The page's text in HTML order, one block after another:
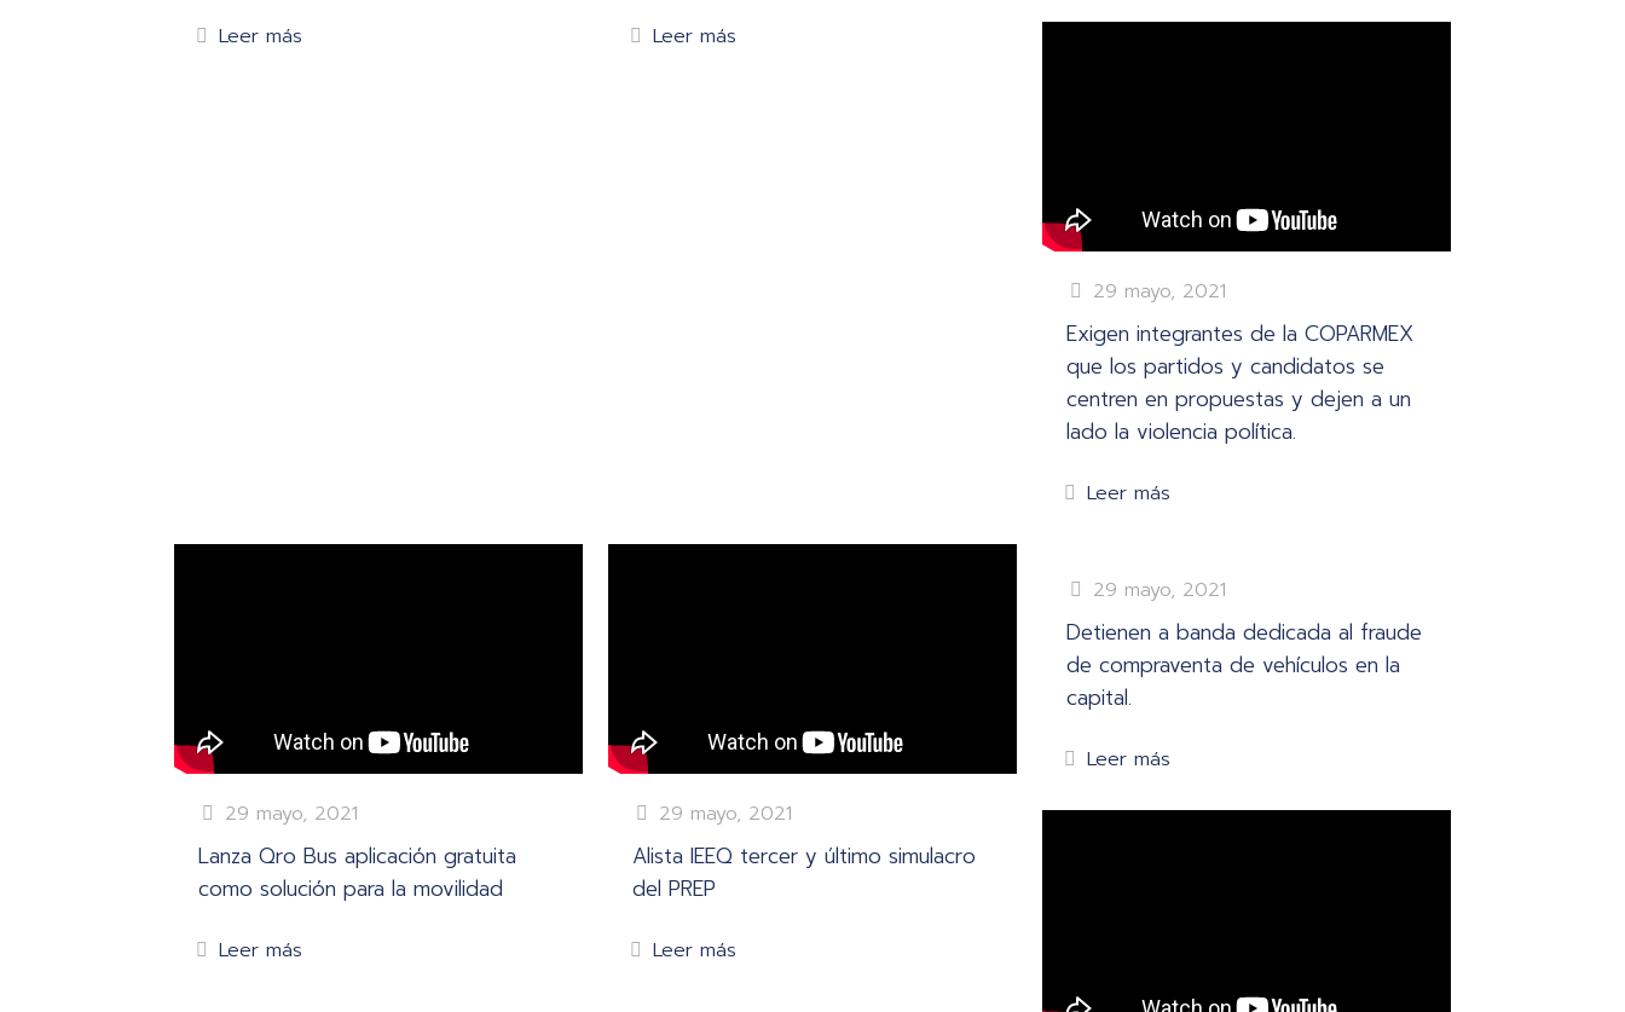
Leer más Leer más
29 mayo, 2021
Exigen integrantes de la COPARMEX
que los partidos y candidatos se
centren en propuestas y dejen a un
lado la violencia política.
Leer más
29 mayo, 2021
Lanza Qro Bus aplicación gratuita
como solución para la movilidad
Leer más
29 mayo, 2021
Alista IEEQ tercer y último simulacro
del PREP
Leer más
29 mayo, 2021
Detienen a banda dedicada al fraude
de compraventa de vehículos en la
capital.
Leer más